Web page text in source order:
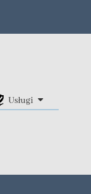
Usługi